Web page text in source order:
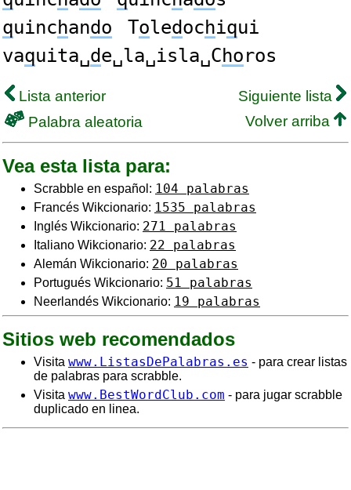
quinchando Toledochiqui
vaquita␣de␣la␣isla␣Choros
Lista anterior
Siguiente lista
Palabra aleatoria
Volver arriba
Vea esta lista para:
Scrabble en español: 104 palabras
Francés Wikcionario: 1535 palabras
Inglés Wikcionario: 271 palabras
Italiano Wikcionario: 22 palabras
Alemán Wikcionario: 20 palabras
Portugués Wikcionario: 51 palabras
Neerlandés Wikcionario: 19 palabras
Sitios web recomendados
Visita www.ListasDePalabras.es - para crear listas
de palabras para scrabble.
Visita www.BestWordClub.com - para jugar scrabble
duplicado en linea.